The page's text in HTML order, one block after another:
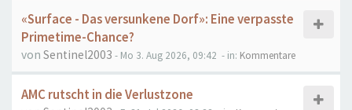
«Surface - Das versunkene Dorf»: Eine verpasste
Primetime-Chance?
von Sentinel2003 - Mo 3. Aug 2026, 09:42 - in: Kommentare
AMC rutscht in die Verlustzone